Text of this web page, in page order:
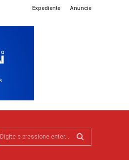
Expediente Anuncie
Digite e pressione enter...